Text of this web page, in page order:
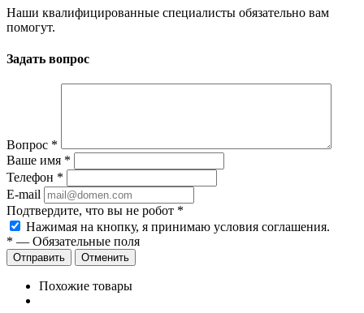
Наши квалифицированные специалисты обязательно вам
помогут.
Задать вопрос
Вопрос *
Ваше имя *
Телефон *
E-mail
Подтвердите, что вы не робот *
Нажимая на кнопку, я принимаю условия соглашения.
* — Обязательные поля
Отправить Отменить
Похожие товары